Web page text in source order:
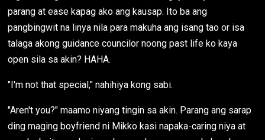
parang at ease kapag ako ang kausap. Ito ba ang
pangbingwit na linya nila para makuha ang isang tao or isa
talaga akong guidance councilor noong past life ko kaya
open sila sa akin? HAHA.
"I'm not that special," nahihiya kong sabi.
"Aren't you?" maamo niyang tingin sa akin. Parang ang sarap
ding maging boyfriend ni Mikko kasi napaka-caring niya at